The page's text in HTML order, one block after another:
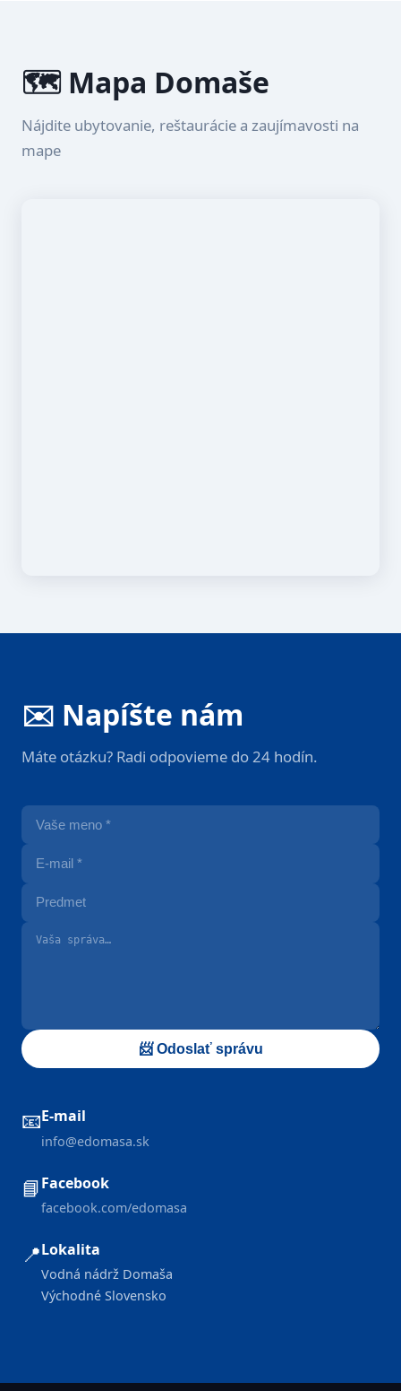
🗺️ Mapa Domaše
Nájdite ubytovanie, reštaurácie a zaujímavosti na
mape
✉️ Napíšte nám
Máte otázku? Radi odpovieme do 24 hodín.
📨 Odoslať správu
📧E-mail
info@edomasa.sk
📘Facebook
facebook.com/edomasa
📍Lokalita
Vodná nádrž Domaša
Východné Slovensko